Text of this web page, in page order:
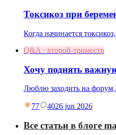
Токсикоз при
Когда начинается
Q&A · второй-триместр
Хочу поднять
Люблю заходить на
77 4026 jun 2026
Все статьи в блоге